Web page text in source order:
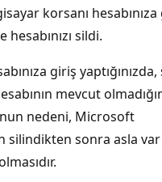
korsanı
hesabınızı sildi.
giriş
mevcut
nedeni, Microsoft
silindikten sonra asla var